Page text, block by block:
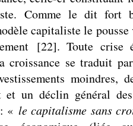
Comme le dit fort
capitaliste le
[22]. Toute crise
croissance se traduit
moindres,
et un déclin général
« le capitalisme sans